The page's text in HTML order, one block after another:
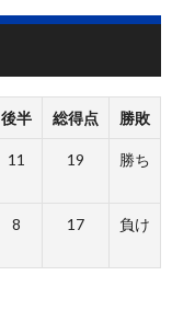
後半 総得点 勝敗
11 19 勝ち
8 17 負け